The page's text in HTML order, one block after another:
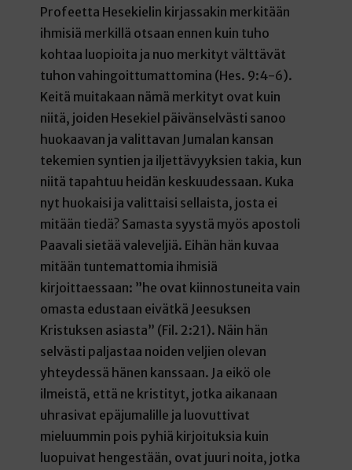
Profeetta Hesekielin kirjassakin merkitään
ihmisiä merkillä otsaan ennen kuin tuho
kohtaa luopioita ja nuo merkityt välttävät
tuhon vahingoittumattomina (Hes. 9:4-6).
Keitä muitakaan nämä merkityt ovat kuin
niitä, joiden Hesekiel päivänselvästi sanoo
huokaavan ja valittavan Jumalan kansan
tekemien syntien ja iljettävyyksien takia, kun
niitä tapahtuu heidän keskuudessaan. Kuka
nyt huokaisi ja valittaisi sellaista, josta ei
mitään tiedä? Samasta syystä myös apostoli
Paavali sietää valeveljiä. Eihän hän kuvaa
mitään tuntemattomia ihmisiä
kirjoittaessaan: ”he ovat kiinnostuneita vain
omasta edustaan eivätkä Jeesuksen
Kristuksen asiasta” (Fil. 2:21). Näin hän
selvästi paljastaa noiden veljien olevan
yhteydessä hänen kanssaan. Ja eikö ole
ilmeistä, että ne kristityt, jotka aikanaan
uhrasivat epäjumalille ja luovuttivat
mieluummin pois pyhiä kirjoituksia kuin
luopuivat hengestään, ovat juuri noita, jotka